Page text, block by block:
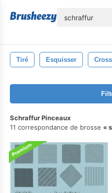
Tiré Esquisser
Schraffur Pinceaux
11 correspondance de brosse